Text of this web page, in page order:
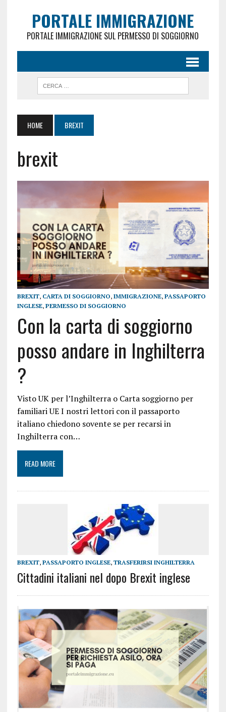
PORTALE IMMIGRAZIONE
PORTALE IMMIGRAZIONE SUL PERMESSO DI SOGGIORNO
HOME BREXIT
brexit
BREXIT, CARTA DI SOGGIORNO, IMMIGRAZIONE, PASSAPORTO
INGLESE, PERMESSO DI SOGGIORNO
Con la carta di soggiorno
posso andare in Inghilterra
?
Visto UK per l’Inghilterra o Carta soggiorno per
familiari UE I nostri lettori con il passaporto
italiano chiedono sovente se per recarsi in
Inghilterra con…
READ MORE
BREXIT, PASSAPORTO INGLESE, TRASFERIRSI INGHILTERRA
Cittadini italiani nel dopo Brexit inglese